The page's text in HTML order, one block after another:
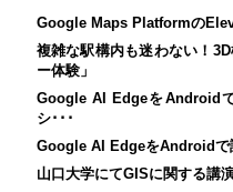
Google Maps Platformの
複雑な駅構内も迷わない！
ー体験」
Google AI EdgeをAndroid
シ･･･
Google AI EdgeをAndroidで
山口大学にてGISに関する講